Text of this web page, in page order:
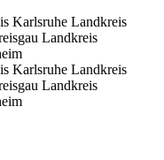
Karlsruhe Landkreis
Landkreis
Karlsruhe Landkreis
Landkreis